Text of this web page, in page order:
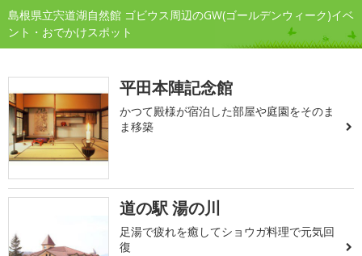
島根県立宍道湖自然館 ゴビウス周辺のGW(ゴールデンウィーク)イベ
ント・おでかけスポット
平田本陣記念館
かつて殿様が宿泊した部屋や庭園をそのま
ま移築
道の駅 湯の川
足湯で疲れを癒してショウガ料理で元気回
復